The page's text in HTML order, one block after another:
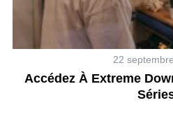
22
Accédez À Extreme